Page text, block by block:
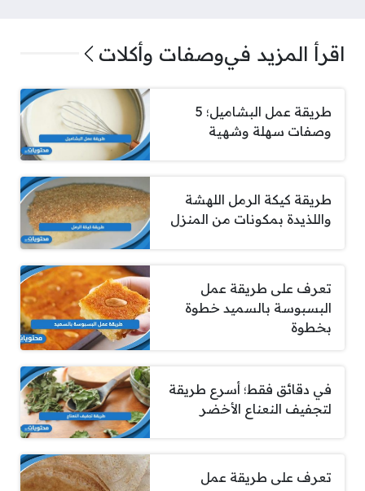
اقرأ المزيد فيوصفات وأكلات
طريقة عمل البشاميل؛ 5
وصفات سهلة وشهية
طريقة كيكة الرمل اللهشة
واللذيدة بمكونات من المنزل
تعرف على طريقة عمل
البسبوسة بالسميد خطوة
بخطوة
في دقائق فقط؛ أسرع طريقة
لتجفيف النعناع الأخضر
تعرف على طريقة عمل